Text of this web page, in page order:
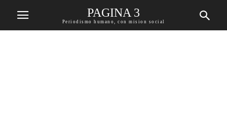
PAGINA 3
Periodismo humano, con mision social